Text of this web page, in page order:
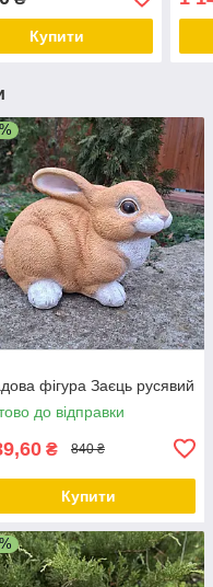
садово-паркові
Купити
фігура Заєць русявий
до відправки
₴ 840 ₴
Купити